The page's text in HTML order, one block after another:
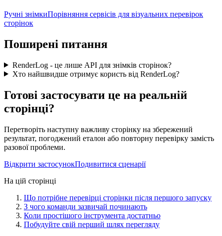
Ручні знімкиПорівняння сервісів для візуальних перевірок
сторінок
Поширені питання
RenderLog - це лише API для знімків сторінок?
Хто найшвидше отримує користь від RenderLog?
Готові застосувати це на реальній
сторінці?
Перетворіть наступну важливу сторінку на збережений
результат, погоджений еталон або повторну перевірку замість
разової проблеми.
Відкрити застосунокПодивитися сценарії
На цій сторінці
Що потрібне перевірці сторінки після першого запуску
З чого команди зазвичай починають
Коли простішого інструмента достатньо
Побудуйте свій перший шлях перегляду